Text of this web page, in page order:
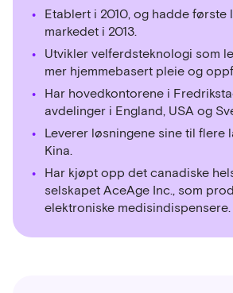
Etablert i 2010, og hadde første
markedet i 2013.
Utvikler velferdsteknologi som
mer hjemmebasert pleie og
Har hovedkontorene i
avdelinger i England, USA og
Leverer løsningene sine til flere
Kina.
Har kjøpt opp det canadiske
selskapet AceAge Inc., som
elektroniske medisindispensere.